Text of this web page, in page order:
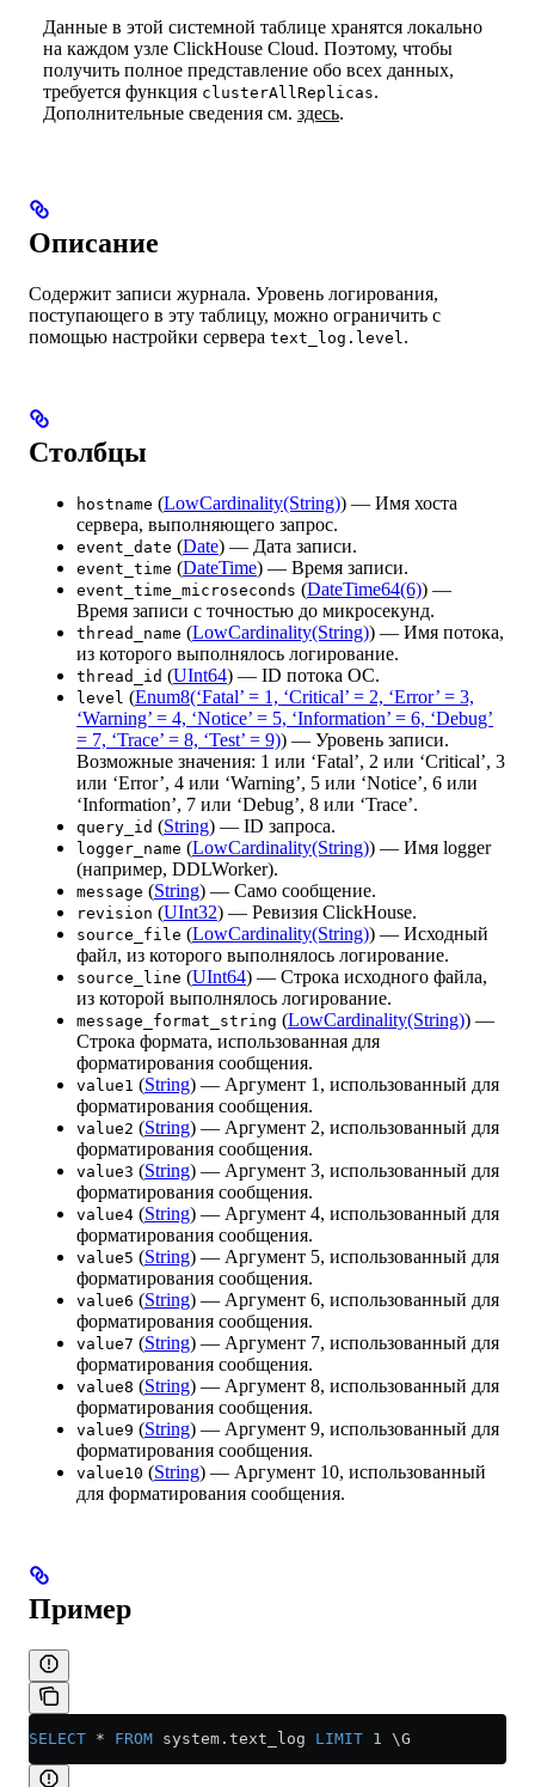
Данные в этой системной таблице хранятся локально
на каждом узле ClickHouse Cloud. Поэтому, чтобы
получить полное представление обо всех данных,
требуется функция clusterAllReplicas.
Дополнительные сведения см. здесь.
Описание
Содержит записи журнала. Уровень логирования,
поступающего в эту таблицу, можно ограничить с
помощью настройки сервера text_log.level.
Столбцы
hostname (LowCardinality(String)) — Имя хоста
сервера, выполняющего запрос.
event_date (Date) — Дата записи.
event_time (DateTime) — Время записи.
event_time_microseconds (DateTime64(6)) —
Время записи с точностью до микросекунд.
thread_name (LowCardinality(String)) — Имя потока,
из которого выполнялось логирование.
thread_id (UInt64) — ID потока ОС.
level (Enum8(‘Fatal’ = 1, ‘Critical’ = 2, ‘Error’ = 3,
‘Warning’ = 4, ‘Notice’ = 5, ‘Information’ = 6, ‘Debug’
= 7, ‘Trace’ = 8, ‘Test’ = 9)) — Уровень записи.
Возможные значения: 1 или ‘Fatal’, 2 или ‘Critical’, 3
или ‘Error’, 4 или ‘Warning’, 5 или ‘Notice’, 6 или
‘Information’, 7 или ‘Debug’, 8 или ‘Trace’.
query_id (String) — ID запроса.
logger_name (LowCardinality(String)) — Имя logger
(например, DDLWorker).
message (String) — Само сообщение.
revision (UInt32) — Ревизия ClickHouse.
source_file (LowCardinality(String)) — Исходный
файл, из которого выполнялось логирование.
source_line (UInt64) — Строка исходного файла,
из которой выполнялось логирование.
message_format_string (LowCardinality(String)) —
Строка формата, использованная для
форматирования сообщения.
value1 (String) — Аргумент 1, использованный для
форматирования сообщения.
value2 (String) — Аргумент 2, использованный для
форматирования сообщения.
value3 (String) — Аргумент 3, использованный для
форматирования сообщения.
value4 (String) — Аргумент 4, использованный для
форматирования сообщения.
value5 (String) — Аргумент 5, использованный для
форматирования сообщения.
value6 (String) — Аргумент 6, использованный для
форматирования сообщения.
value7 (String) — Аргумент 7, использованный для
форматирования сообщения.
value8 (String) — Аргумент 8, использованный для
форматирования сообщения.
value9 (String) — Аргумент 9, использованный для
форматирования сообщения.
value10 (String) — Аргумент 10, использованный
для форматирования сообщения.
Пример
SELECT * FROM system . text_log LIMIT 1 \G